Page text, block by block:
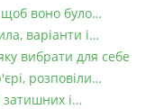
щоб воно було…
варіанти і…
вибрати для себе
розповіли…
затишних і…